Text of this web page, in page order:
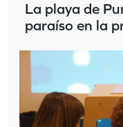
La playa de
paraíso en la